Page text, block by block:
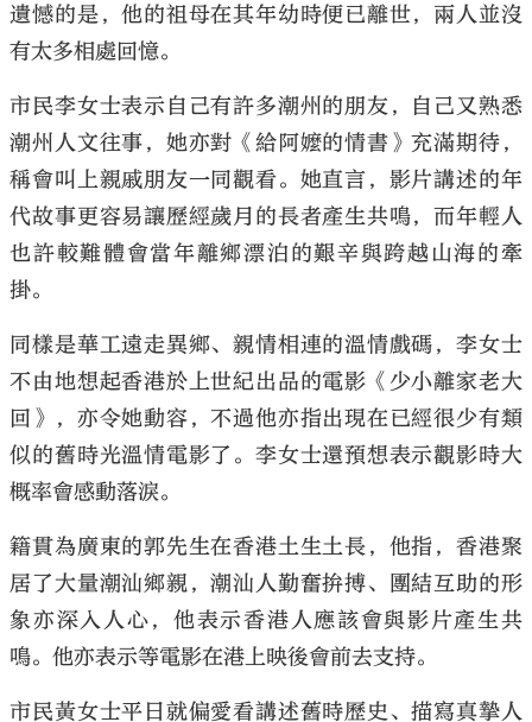
遺憾的是，他的祖母在其年幼時便已離世，兩人並沒
有太多相處回憶。
市民李女士表示自己有許多潮州的朋友，自己又熟悉
潮州人文往事，她亦對《給阿嬤的情書》充滿期待，
稱會叫上親戚朋友一同觀看。她直言，影片講述的年
代故事更容易讓歷經歲月的長者產生共鳴，而年輕人
也許較難體會當年離鄉漂泊的艱辛與跨越山海的牽
掛。
同樣是華工遠走異鄉、親情相連的溫情戲碼，李女士
不由地想起香港於上世紀出品的電影《少小離家老大
回》，亦令她動容，不過他亦指出現在已經很少有類
似的舊時光溫情電影了。李女士還預想表示觀影時大
概率會感動落淚。
籍貫為廣東的郭先生在香港土生土長，他指，香港聚
居了大量潮汕鄉親，潮汕人勤奮拚搏、團結互助的形
象亦深入人心，他表示香港人應該會與影片產生共
鳴。他亦表示等電影在港上映後會前去支持。
市民黃女士平日就偏愛看講述舊時歷史、描寫真摯人